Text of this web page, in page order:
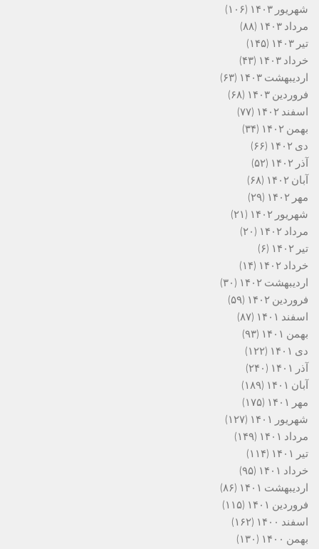
شهریور ۱۴۰۳
(۱۰۶)
مرداد ۱۴۰۳
(۸۸)
تیر ۱۴۰۳
(۱۴۵)
خرداد ۱۴۰۳
(۴۳)
اردیبهشت ۱۴۰۳
(۶۳)
فروردین ۱۴۰۳
(۶۸)
اسفند ۱۴۰۲
(۷۷)
بهمن ۱۴۰۲
(۳۴)
دی ۱۴۰۲
(۶۶)
آذر ۱۴۰۲
(۵۲)
آبان ۱۴۰۲
(۶۸)
مهر ۱۴۰۲
(۲۹)
شهریور ۱۴۰۲
(۲۱)
مرداد ۱۴۰۲
(۲۰)
تیر ۱۴۰۲
(۶)
خرداد ۱۴۰۲
(۱۴)
اردیبهشت ۱۴۰۲
(۳۰)
فروردین ۱۴۰۲
(۵۹)
اسفند ۱۴۰۱
(۸۷)
بهمن ۱۴۰۱
(۹۳)
دی ۱۴۰۱
(۱۲۲)
آذر ۱۴۰۱
(۲۴۰)
آبان ۱۴۰۱
(۱۸۹)
مهر ۱۴۰۱
(۱۷۵)
شهریور ۱۴۰۱
(۱۲۷)
مرداد ۱۴۰۱
(۱۴۹)
تیر ۱۴۰۱
(۱۱۴)
خرداد ۱۴۰۱
(۹۵)
اردیبهشت ۱۴۰۱
(۸۶)
فروردین ۱۴۰۱
(۱۱۵)
اسفند ۱۴۰۰
(۱۶۲)
بهمن ۱۴۰۰
(۱۳۰)